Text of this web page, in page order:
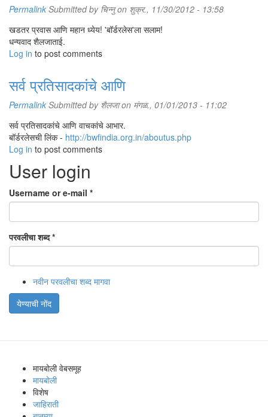
Permalink Submitted by चिन्नुon शुक्र., 11/30/2012 - 13:58
खडतर प्रवास आणि महान ध्येय! 'बॉर्डरलेस'ला सलाम!
धन्यवाद शैलजाताई.
Log in to post comments
सर्व प्रतिसादकांचे आणि
Permalink Submitted by शैलजाon मंगळ., 01/01/2013 - 11:02
सर्व प्रतिसादकांचे आणि वाचकांचे आभार.
बॉर्डरलेसची लिंक - http://bwfindia.org.in/aboutus.php
Log in to post comments
User login
Username or e-mail *
परवलीचा शब्द*
नवीन परवलीचा शब्द मागवा
येण्याची नोंद
मायबोली वेबसमूह
मायबोली
विशेष
जाहिराती